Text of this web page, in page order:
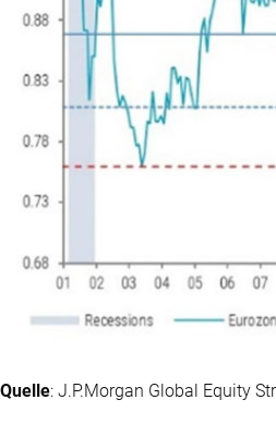
Quelle: J.P.Morgan Global Equity